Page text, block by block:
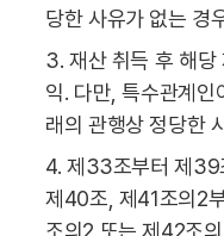
당한 사유가 없는 경
3. 재산 취득 후 해당
익. 다만, 특수관계인
래의 관행상 정당한
4. 제33조부터 제
제40조, 제41조의2
조의2 또는 제42조